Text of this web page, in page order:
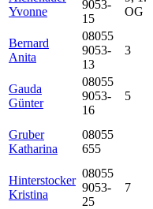
Yvonne
9053-
15
OG
Bernard
Anita
08055
9053-
13
3
Gauda
Günter
08055
9053-
16
5
Gruber
Katharina
08055
655
Hinterstocker
Kristina
08055
9053-
25
7